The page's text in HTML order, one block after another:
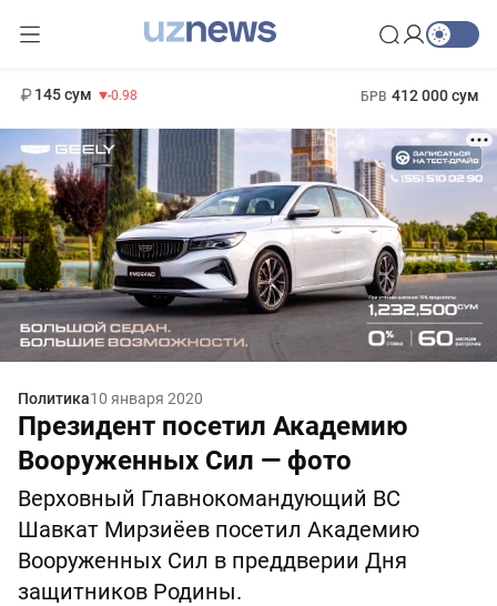
145 сум -0.98 БРВ 412 000 сум
Политика10 января 2020
Президент посетил Академию
Вооруженных Сил — фото
Верховный Главнокомандующий ВС
Шавкат Мирзиёев посетил Академию
Вооруженных Сил в преддверии Дня
защитников Родины.